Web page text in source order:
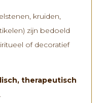
kruiden,
zijn bedoeld
of decoratief
therapeutisch
.